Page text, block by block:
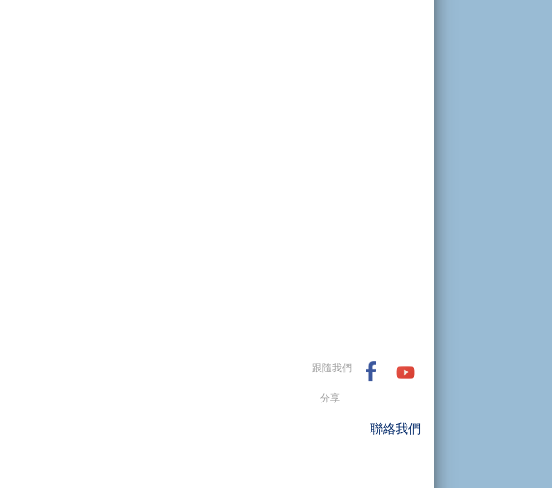
跟隨我們
分享
聯絡我們